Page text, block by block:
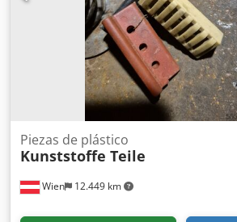
Wien 12.449 km
Piezas de plástico
Kunststoffe Teile